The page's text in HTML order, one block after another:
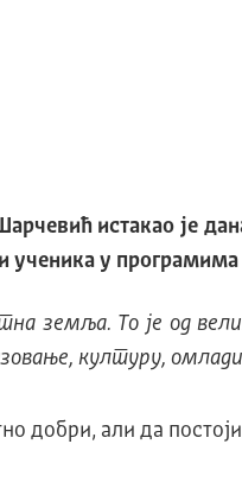
истакао је
и ученика у
земља. То је од
културу,
добри, али да